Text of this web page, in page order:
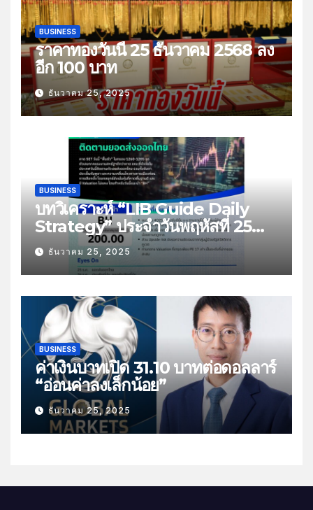
BUSINESS
ราคาทองวันนี้ 25 ธันวาคม 2568 ลง
อีก 100 บาท
ธันวาคม 25, 2025
BUSINESS
บทวิเคราะห์ “LIB Guide Daily
Strategy” ประจำวันพฤหัสที่ 25
ธันวาคม 2568 หัวข้อ “ติดตามยอด
ส่งออกไทย”
ธันวาคม 25, 2025
BUSINESS
ค่าเงินบาทเปิด 31.10 บาทต่อดอลลาร์
“อ่อนค่าลงเล็กน้อย”
ธันวาคม 25, 2025